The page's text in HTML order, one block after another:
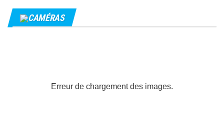
CAMÉRAS
Erreur de chargement des images.